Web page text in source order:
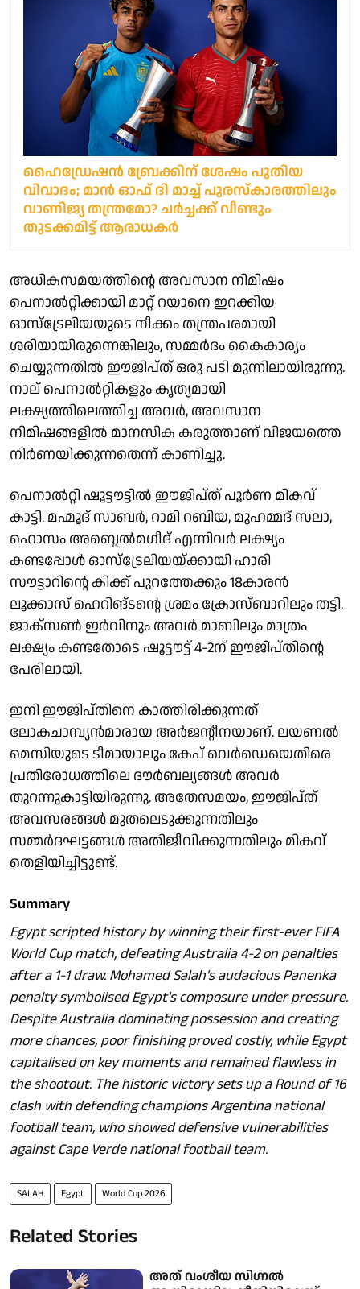
ഹൈ‍‍ഡ്രേഷൻ ബ്രേക്കിന് ശേഷം പുതിയ
വിവാദം; മാൻ ഓഫ് ദി മാച്ച് പുരസ്കാരത്തിലും
വാണിജ്യ തന്ത്രമോ? ചർച്ചക്ക് വീണ്ടും
തുടക്കമിട്ട് ആരാധകർ
അധികസമയത്തിന്റെ അവസാന നിമിഷം
പെനാൽറ്റിക്കായി മാറ്റ് റയാനെ ഇറക്കിയ
ഓസ്ട്രേലിയയുടെ നീക്കം തന്ത്രപരമായി
ശരിയായിരുന്നെങ്കിലും, സമ്മർദം കൈകാര്യം
ചെയ്യുന്നതിൽ ഈജിപ്ത് ഒരു പടി മുന്നിലായിരുന്നു.
നാല് പെനാൽറ്റികളും കൃത്യമായി
ലക്ഷ്യത്തിലെത്തിച്ച അവർ, അവസാന
നിമിഷങ്ങളിൽ മാനസിക കരുത്താണ് വിജയത്തെ
നിർണയിക്കുന്നതെന്ന് കാണിച്ചു.
പെനാൽറ്റി ഷൂട്ടൗട്ടിൽ ഈജിപ്ത് പൂർണ മികവ്
കാട്ടി. മഹ്മൂദ് സാബർ, റാമി റബിയ, മുഹമ്മദ് സലാ,
ഹൊസം അബ്ദെൽമഗീദ് എന്നിവർ ലക്ഷ്യം
കണ്ടപ്പോൾ ഓസ്ട്രേലിയയ്ക്കായി ഹാരി
സൗട്ടാറിന്റെ കിക്ക് പുറത്തേക്കും 18കാരൻ
ലൂക്കാസ് ഹെറിങ്ടന്റെ ശ്രമം ക്രോസ്‌ബാറിലും തട്ടി.
ജാക്സൺ ഇർവിനും അവർ മാബിലും മാത്രം
ലക്ഷ്യം കണ്ടതോടെ ഷൂട്ടൗട്ട് 4-2ന് ഈജിപ്തിന്റെ
പേരിലായി.
ഇനി ഈജിപ്തിനെ കാത്തിരിക്കുന്നത്
ലോകചാമ്പ്യൻമാരായ അർജന്റീനയാണ്. ലയണൽ
മെസിയുടെ ടീമായാലും കേപ് വെർഡെയെതിരെ
പ്രതിരോധത്തിലെ ദൗർബല്യങ്ങൾ അവർ
തുറന്നുകാട്ടിയിരുന്നു. അതേസമയം, ഈജിപ്ത്
അവസരങ്ങൾ മുതലെടുക്കുന്നതിലും
സമ്മർദഘട്ടങ്ങൾ അതിജീവിക്കുന്നതിലും മികവ്
തെളിയിച്ചിട്ടുണ്ട്.
Summary
Egypt scripted history by winning their first-ever FIFA
World Cup match, defeating Australia 4-2 on penalties
after a 1-1 draw. Mohamed Salah's audacious Panenka
penalty symbolised Egypt's composure under pressure.
Despite Australia dominating possession and creating
more chances, poor finishing proved costly, while Egypt
capitalised on key moments and remained flawless in
the shootout. The historic victory sets up a Round of 16
clash with defending champions Argentina national
football team, who showed defensive vulnerabilities
against Cape Verde national football team.
SALAH Egypt World Cup 2026
Related Stories
അത് വംശീയ സി​ഗ്നൽ